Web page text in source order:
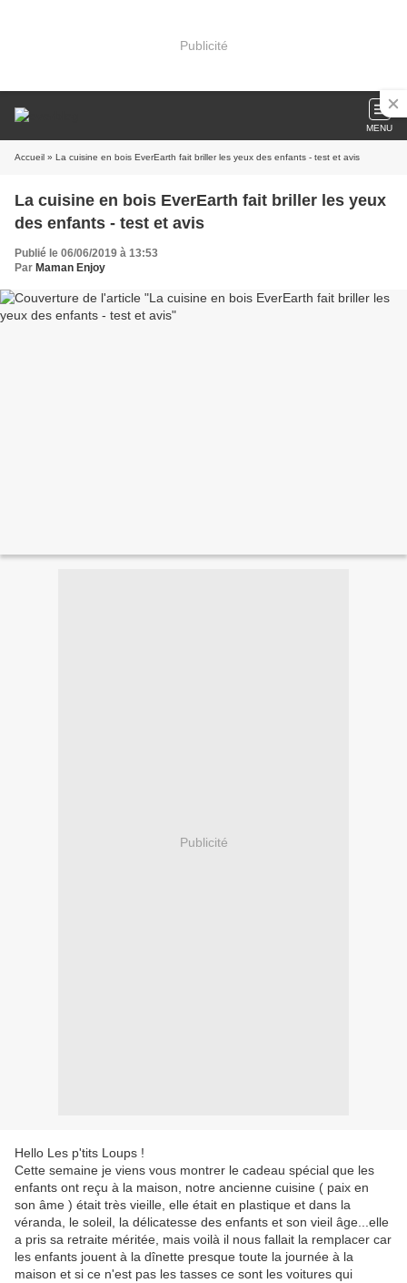
Publicité
MENU
Accueil » La cuisine en bois EverEarth fait briller les yeux des enfants - test et avis
La cuisine en bois EverEarth fait briller les yeux
des enfants - test et avis
Publié le 06/06/2019 à 13:53
Par Maman Enjoy
Publicité
Hello Les p'tits Loups !
Cette semaine je viens vous montrer le cadeau spécial que les
enfants ont reçu à la maison, notre ancienne cuisine ( paix en
son âme ) était très vieille, elle était en plastique et dans la
véranda, le soleil, la délicatesse des enfants et son vieil âge...elle
a pris sa retraite méritée, mais voilà il nous fallait la remplacer car
les enfants jouent à la dînette presque toute la journée à la
maison et si ce n'est pas les tasses ce sont les voitures qui